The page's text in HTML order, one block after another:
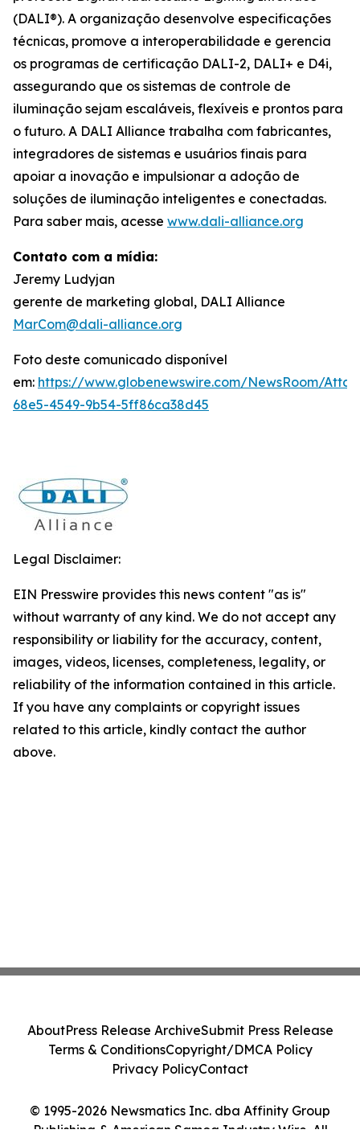
(DALI®). A organização desenvolve especificações
técnicas, promove a interoperabilidade e gerencia
os programas de certificação DALI-2, DALI+ e D4i,
assegurando que os sistemas de controle de
iluminação sejam escaláveis, flexíveis e prontos para
o futuro. A DALI Alliance trabalha com fabricantes,
integradores de sistemas e usuários finais para
apoiar a inovação e impulsionar a adoção de
soluções de iluminação inteligentes e conectadas.
Para saber mais, acesse www.dali-alliance.org
Contato com a mídia:
Jeremy Ludyjan
gerente de marketing global, DALI Alliance
MarCom@dali-alliance.org
Foto deste comunicado disponível
em: https://www.globenewswire.com/NewsRoom/
68e5-4549-9b54-5ff86ca38d45
Legal Disclaimer:
EIN Presswire provides this news content "as is"
without warranty of any kind. We do not accept any
responsibility or liability for the accuracy, content,
images, videos, licenses, completeness, legality, or
reliability of the information contained in this article.
If you have any complaints or copyright issues
related to this article, kindly contact the author
above.
© 1995-2026 Newsmatics Inc. dba Affinity Group
Publishing & American Samoa Industry Wire. All
AboutPress Release ArchiveSubmit Press Release
Terms & ConditionsCopyright/DMCA Policy
Privacy PolicyContact